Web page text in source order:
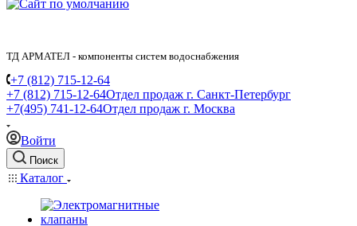
ТД АРМАТЕЛ - компоненты систем водоснабжения
+7 (812) 715-12-64
+7 (812) 715-12-64Отдел продаж г. Санкт-Петербург
+7(495) 741-12-64Отдел продаж г. Москва
Войти
Поиск
Каталог